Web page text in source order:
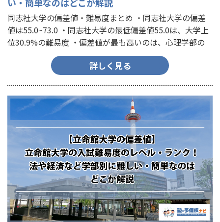
同志社大学の偏差値・難易度まとめ ・同志社大学の偏差
値は55.0~73.0 ・同志社大学の最低偏差値55.0は、大学上
位30.9%の難易度 ・偏差値が最も高いのは、心理学部の
60.0~73.0 ・偏差値が最も低いのは、神…
詳しく見る